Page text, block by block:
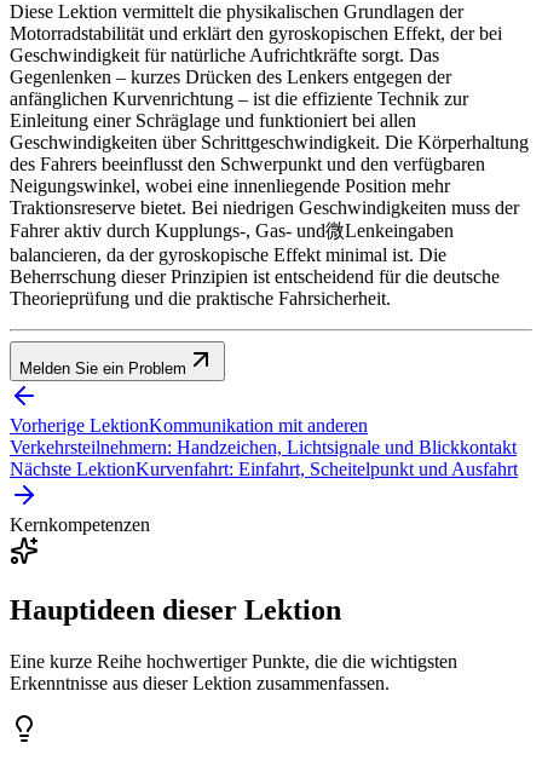
Diese Lektion vermittelt die physikalischen Grundlagen der
Motorradstabilität und erklärt den gyroskopischen Effekt, der bei
Geschwindigkeit für natürliche Aufrichtkräfte sorgt. Das
Gegenlenken – kurzes Drücken des Lenkers entgegen der
anfänglichen Kurvenrichtung – ist die effiziente Technik zur
Einleitung einer Schräglage und funktioniert bei allen
Geschwindigkeiten über Schrittgeschwindigkeit. Die Körperhaltung
des Fahrers beeinflusst den Schwerpunkt und den verfügbaren
Neigungswinkel, wobei eine innenliegende Position mehr
Traktionsreserve bietet. Bei niedrigen Geschwindigkeiten muss der
Fahrer aktiv durch Kupplungs-, Gas- und微Lenkeingaben
balancieren, da der gyroskopische Effekt minimal ist. Die
Beherrschung dieser Prinzipien ist entscheidend für die deutsche
Theorieprüfung und die praktische Fahrsicherheit.
Melden Sie ein Problem
Vorherige LektionKommunikation mit anderen
Verkehrsteilnehmern: Handzeichen, Lichtsignale und Blickkontakt
Nächste LektionKurvenfahrt: Einfahrt, Scheitelpunkt und Ausfahrt
Kernkompetenzen
Hauptideen dieser Lektion
Eine kurze Reihe hochwertiger Punkte, die die wichtigsten
Erkenntnisse aus dieser Lektion zusammenfassen.